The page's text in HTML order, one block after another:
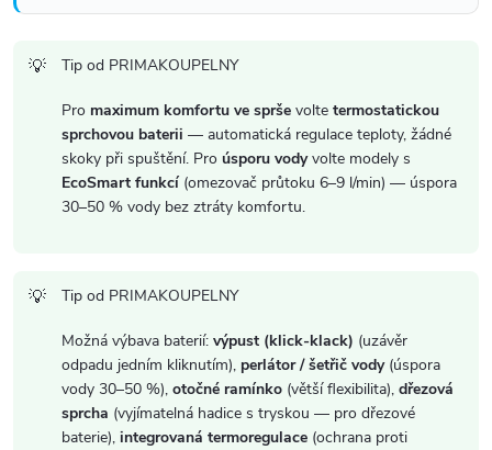
Tip od PRIMAKOUPELNY
Pro maximum komfortu ve sprše volte termostatickou
sprchovou baterii — automatická regulace teploty, žádné
skoky při spuštění. Pro úsporu vodyvolte modely s
EcoSmart funkcí (omezovač průtoku 6–9 l/min) — úspora
30–50 % vody bez ztráty komfortu.
Tip od PRIMAKOUPELNY
Možná výbava baterií: výpust (klick-klack) (uzávěr
odpadu jedním kliknutím), perlátor / šetřič vody(úspora
vody 30–50 %), otočné ramínko (větší flexibilita), dřezová
sprcha (vyjímatelná hadice s tryskou — pro dřezové
baterie), integrovaná termoregulace (ochrana proti